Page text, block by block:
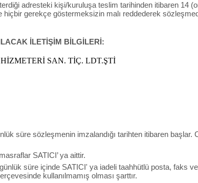
adresteki kişi/kuruluşa teslim tarihinden itibaren 14
gerekçe göstermeksizin malı reddederek
İLETİŞİM BİLGİLERİ:
SAN. TİÇ. LDT.ŞTİ
süre sözleşmenin imzalandığı tarihten itibaren
SATICI’ ya aittir.
süre içinde SATICI' ya iadeli taahhütlü posta, faks
kullanılmamış olması şarttır.